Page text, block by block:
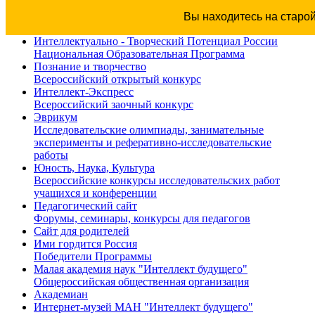
Вы находитесь на
Интеллектуально - Творческий Потенциал России
Национальная Образовательная Программа
Познание и творчество
Всероссийский открытый конкурс
Интеллект-Экспресс
Всероссийский заочный конкурс
Эврикум
Исследовательские олимпиады, занимательные
эксперименты и реферативно-исследовательские
работы
Юность, Наука, Культура
Всероссийские конкурсы исследовательских работ
учащихся и конференции
Педагогический сайт
Форумы, семинары, конкурсы для педагогов
Сайт для родителей
Ими гордится Россия
Победители Программы
Малая академия наук "Интеллект будущего"
Общероссийская общественная организация
Академиан
Интернет-музей МАН "Интеллект будущего"